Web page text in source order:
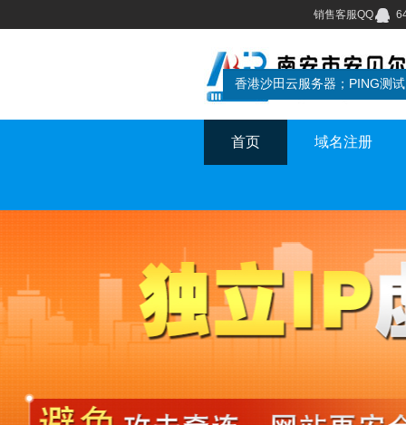
销售客服QQ
首页 域名注册